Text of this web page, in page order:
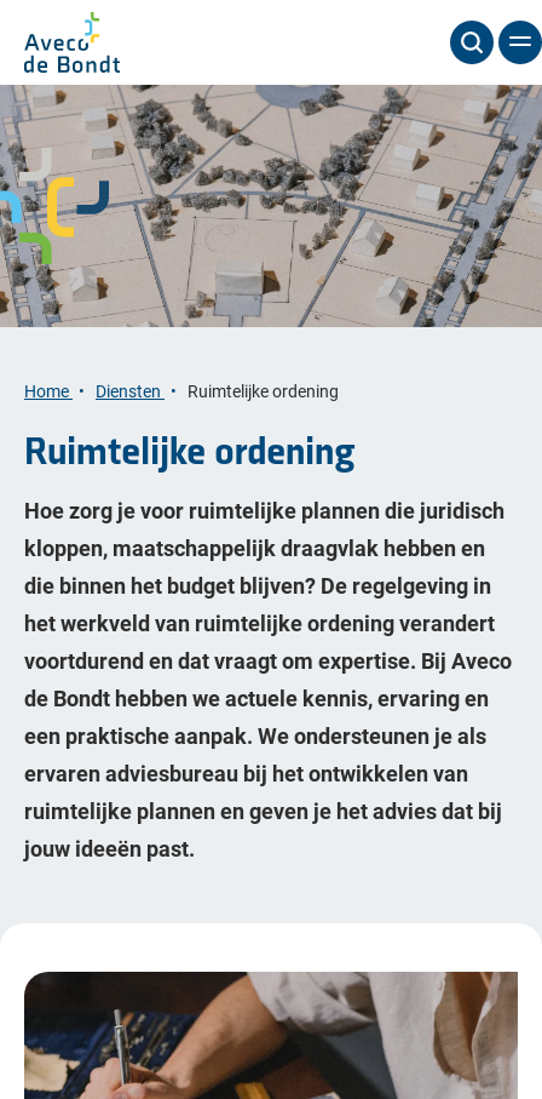
Home Diensten Ruimtelijke ordening
Ruimtelijke ordening
Hoe zorg je voor ruimtelijke plannen die juridisch
kloppen, maatschappelijk draagvlak hebben en
die binnen het budget blijven? De regelgeving in
het werkveld van ruimtelijke ordening verandert
voortdurend en dat vraagt om expertise. Bij Aveco
de Bondt hebben we actuele kennis, ervaring en
een praktische aanpak. We ondersteunen je als
ervaren adviesbureau bij het ontwikkelen van
ruimtelijke plannen en geven je het advies dat bij
jouw ideeën past.